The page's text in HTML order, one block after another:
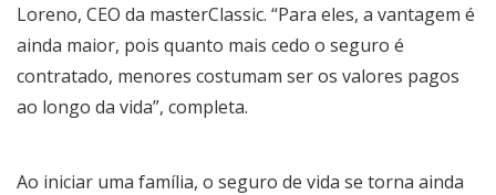
Loreno, CEO da masterClassic. “Para eles, a vantagem é
ainda maior, pois quanto mais cedo o seguro é
contratado, menores costumam ser os valores pagos
ao longo da vida”, completa.
Ao iniciar uma família, o seguro de vida se torna ainda